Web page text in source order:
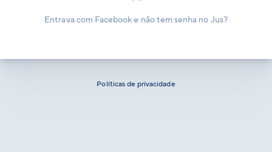
Entrava com Facebook e não tem senha no Jus?
Políticas de privacidade